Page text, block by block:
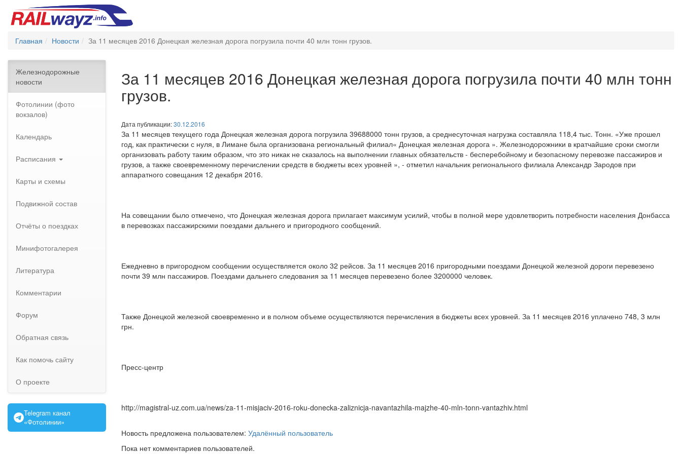
Главная Новости За 11 месяцев 2016 Донецкая железная дорога погрузила почти 40 млн тонн грузов.
Железнодорожные
новости
Фотолинии (фото
вокзалов)
Календарь
Расписания
Карты и схемы
Подвижной состав
Отчёты о поездках
Минифотогалерея
Литература
Комментарии
Форум
Обратная связь
Как помочь сайту
О проекте
Telegram канал
«Фотолинии»
За 11 месяцев 2016 Донецкая железная дорога погрузила почти 40 млн тонн
грузов.
Дата публикации:30.12.2016
За 11 месяцев текущего года Донецкая железная дорога погрузила 39688000 тонн грузов, а среднесуточная нагрузка составляла 118,4 тыс. Тонн. «Уже прошел
год, как практически с нуля, в Лимане была организована региональный филиал« Донецкая железная дорога ». Железнодорожники в кратчайшие сроки смогли
организовать работу таким образом, что это никак не сказалось на выполнении главных обязательств - бесперебойному и безопасному перевозке пассажиров и
грузов, а также своевременному перечислении средств в бюджеты всех уровней », - отметил начальник регионального филиала Александр Зародов при
аппаратного совещания 12 декабря 2016.
На совещании было отмечено, что Донецкая железная дорога прилагает максимум усилий, чтобы в полной мере удовлетворить потребности населения Донбасса
в перевозках пассажирскими поездами дальнего и пригородного сообщений.
Ежедневно в пригородном сообщении осуществляется около 32 рейсов. За 11 месяцев 2016 пригородными поездами Донецкой железной дороги перевезено
почти 39 млн пассажиров. Поездами дальнего следования за 11 месяцев перевезено более 3200000 человек.
Также Донецкой железной своевременно и в полном объеме осуществляются перечисления в бюджеты всех уровней. За 11 месяцев 2016 уплачено 748, 3 млн
грн.
Пресс-центр
http://magistral-uz.com.ua/news/za-11-misjaciv-2016-roku-donecka-zaliznicja-navantazhila-majzhe-40-mln-tonn-vantazhiv.html
Новость предложена пользователем: Удалённый пользователь
Пока нет комментариев пользователей.